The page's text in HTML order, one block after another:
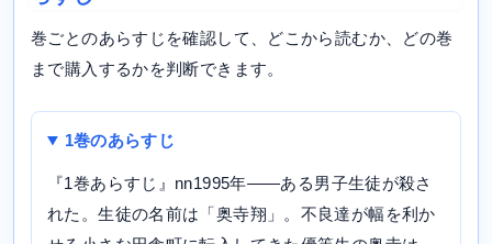
巻ごとのあらすじを確認して、どこから読むか、どの巻
まで購入するかを判断できます。
1巻のあらすじ
『1巻あらすじ』nn1995年――ある男子生徒が殺さ
れた。生徒の名前は「奥寺翔」。不良達が幅を利か